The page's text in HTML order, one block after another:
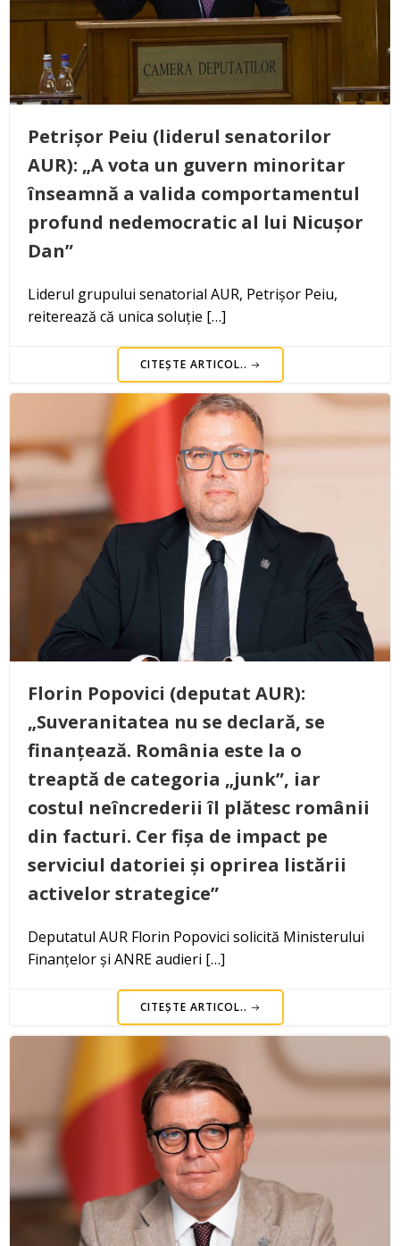
Petrișor Peiu (liderul senatorilor
AUR): „A vota un guvern minoritar
înseamnă a valida comportamentul
profund nedemocratic al lui Nicușor
Dan”
Liderul grupului senatorial AUR, Petrișor Peiu,
reiterează că unica soluție […]
CITEȘTE ARTICOL..
Florin Popovici (deputat AUR):
„Suveranitatea nu se declară, se
finanțează. România este la o
treaptă de categoria „junk”, iar
costul neîncrederii îl plătesc românii
din facturi. Cer fișa de impact pe
serviciul datoriei și oprirea listării
activelor strategice”
Deputatul AUR Florin Popovici solicită Ministerului
Finanțelor și ANRE audieri […]
CITEȘTE ARTICOL..